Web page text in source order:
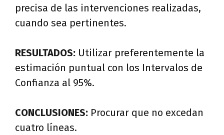
precisa de las intervenciones realizadas,
cuando sea pertinentes.
RESULTADOS: Utilizar preferentemente la
estimación puntual con los Intervalos de
Confianza al 95%.
CONCLUSIONES: Procurar que no excedan
cuatro líneas.